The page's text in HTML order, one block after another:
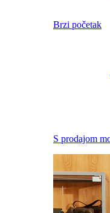
Brzi početak
S prodajom